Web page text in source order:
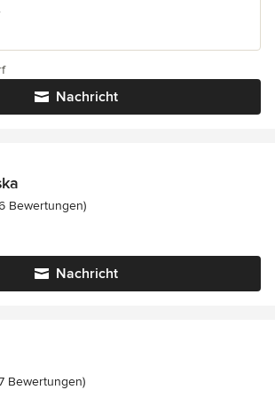
Nachricht
5 von 5 Sternen
Bewertungen)
Nachricht
5 von 5 Sternen
Bewertungen)